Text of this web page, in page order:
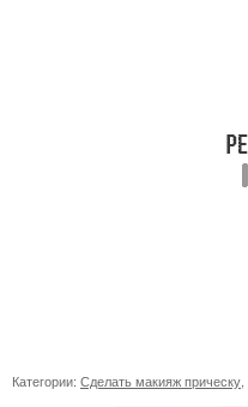
Категории: Сделать макияж прическу